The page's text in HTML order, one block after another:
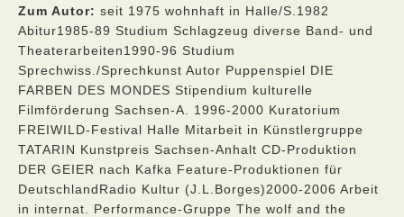
Zum Autor: seit 1975 wohnhaft in Halle/S.1982
Abitur1985-89 Studium Schlagzeug diverse Band- und
Theaterarbeiten1990-96 Studium
Sprechwiss./Sprechkunst Autor Puppenspiel DIE
FARBEN DES MONDES Stipendium kulturelle
Filmförderung Sachsen-A. 1996-2000 Kuratorium
FREIWILD-Festival Halle Mitarbeit in Künstlergruppe
TATARIN Kunstpreis Sachsen-Anhalt CD-Produktion
DER GEIER nach Kafka Feature-Produktionen für
DeutschlandRadio Kultur (J.L.Borges)2000-2006 Arbeit
in internat. Performance-Gruppe The wolf and the